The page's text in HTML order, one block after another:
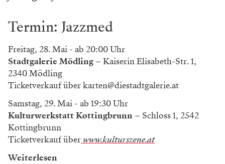
Termin: Jazzmed
Freitag, 28. Mai - ab 20:00 Uhr
Stadtgalerie Mödling – Kaiserin Elisabeth-Str. 1,
2340 Mödling
Ticketverkauf überkarten@diestadtgalerie.at
Samstag, 29. Mai - ab 19:30 Uhr
Kulturwerkstatt Kottingbrunn – Schloss 1, 2542
Kottingbrunn
Ticketverkauf über www.kulturszene.at
Weiterlesen